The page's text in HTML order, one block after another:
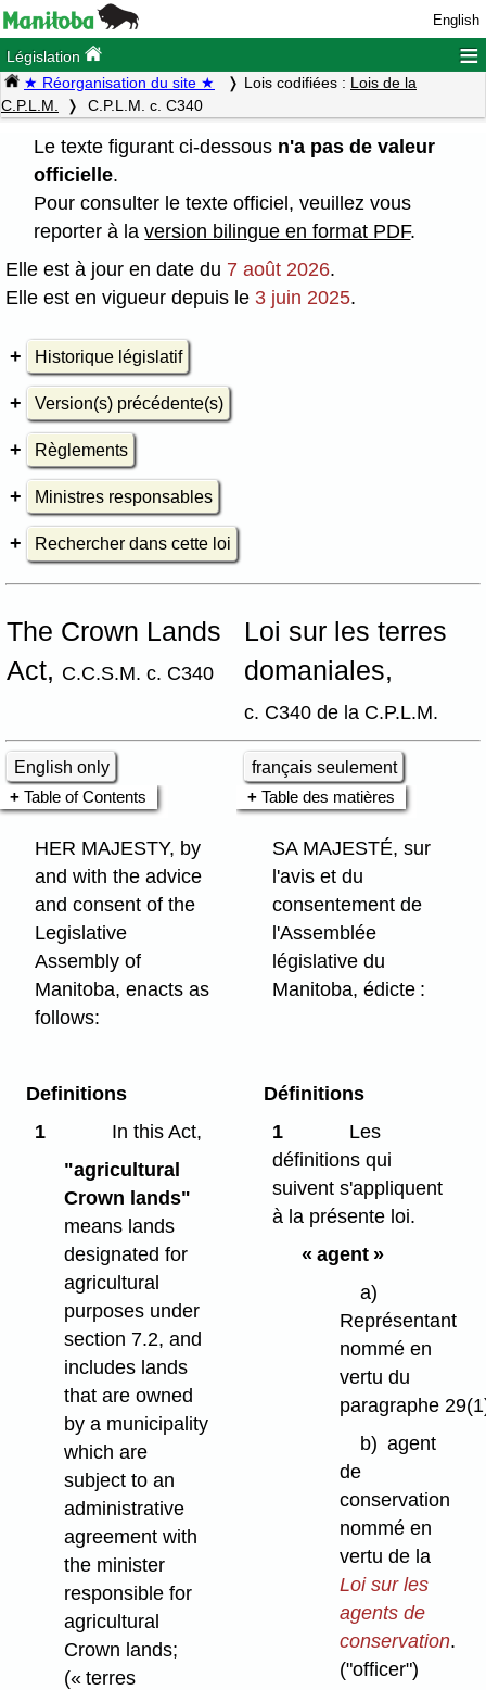
English
Législation ≡
★ Réorganisation du site ★ Lois codifiées : Lois de la
C.P.L.M.
C.P.L.M. c. C340
Le texte figurant ci-dessous n'a pas de valeur
officielle.
Pour consulter le texte officiel, veuillez vous
reporter à laversion bilingue en format PDF.
Elle est à jour en date du 7 août 2026.
Elle est en vigueur depuis le 3 juin 2025.
Historique législatif
Version(s) précédente(s)
Règlements
Ministres responsables
Rechercher dans cette loi
The Crown Lands
Act, C.C.S.M. c. C340
Loi sur les terres
domaniales,
c. C340 de la C.P.L.M.
English only
français seulement
Table of Contents
Table des matières
HER MAJESTY, by
and with the advice
and consent of the
Legislative
Assembly of
Manitoba, enacts as
follows:
SA MAJESTÉ, sur
l'avis et du
consentement de
l'Assemblée
législative du
Manitoba, édicte :
Definitions
1
In this Act,
"agricultural
Crown lands"
means lands
designated for
agricultural
purposes under
section 7.2, and
includes lands
that are owned
by a municipality
which are
subject to an
administrative
agreement with
the minister
responsible for
agricultural
Crown lands;
(« terres
Définitions
1
Les
définitions qui
suivent s'appliquent
à la présente loi.
« agent »
a)
Représentant
nommé en
vertu du
paragraphe
b) agent
de
conservation
nommé en
vertu de la
Loi sur les
agents de
conservation.
("officer")